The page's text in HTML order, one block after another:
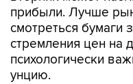
прибыли. Лучше
смотреться бумаги
стремления цен на
психологически
унцию.